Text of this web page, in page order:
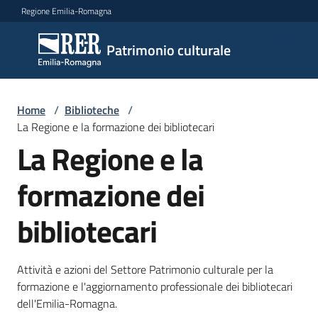
Vai al contenuto
Vai alla navigazione
Vai al footer
Regione Emilia-Romagna
Patrimonio culturale
Patrimonio
culturale
Argomenti
Novità
Servizi
Leggi
Atti
Bandi
Home / Biblioteche /
La Regione e la formazione dei bibliotecari
La Regione e la
formazione dei
bibliotecari
Attività e azioni del Settore Patrimonio culturale per la
formazione e l'aggiornamento professionale dei bibliotecari
dell'Emilia-Romagna.